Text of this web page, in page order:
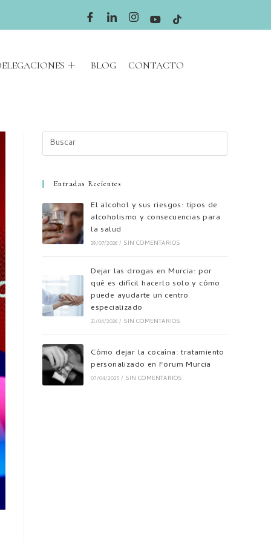
BLOG CONTACTO
Entradas Recientes
El alcohol y sus riesgos: tipos de
alcoholismo y consecuencias para
la salud
29/07/2026 / SIN COMENTARIOS
Dejar las drogas en Murcia: por
qué es difícil hacerlo solo y cómo
puede ayudarte un centro
especializado
21/04/2026 / SIN COMENTARIOS
Cómo dejar la cocaína: tratamiento
personalizado en Forum Murcia
07/04/2025 / SIN COMENTARIOS